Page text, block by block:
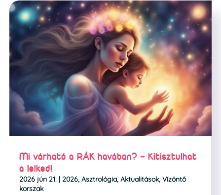
Mi várható a RÁK havában? – Kitisztulhat
a lelked!
2026 jún 21. | 2026, Asztrológia, Aktualitások, Vízöntő
korszak